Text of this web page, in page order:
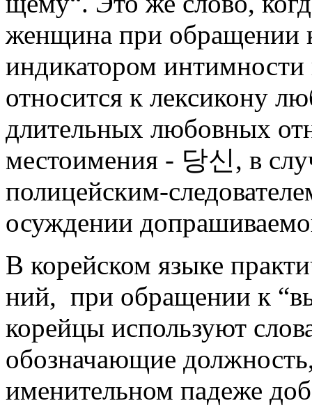
женщина при обращении
индикато­ром
относится к лексикону
длитель­ных любов­ных
местоимения - 당신, в
полицей­ским-
осуждении
В корейском языке
ний, при обращении к
корейцы используют
обозначаю­щие
именительном падеже